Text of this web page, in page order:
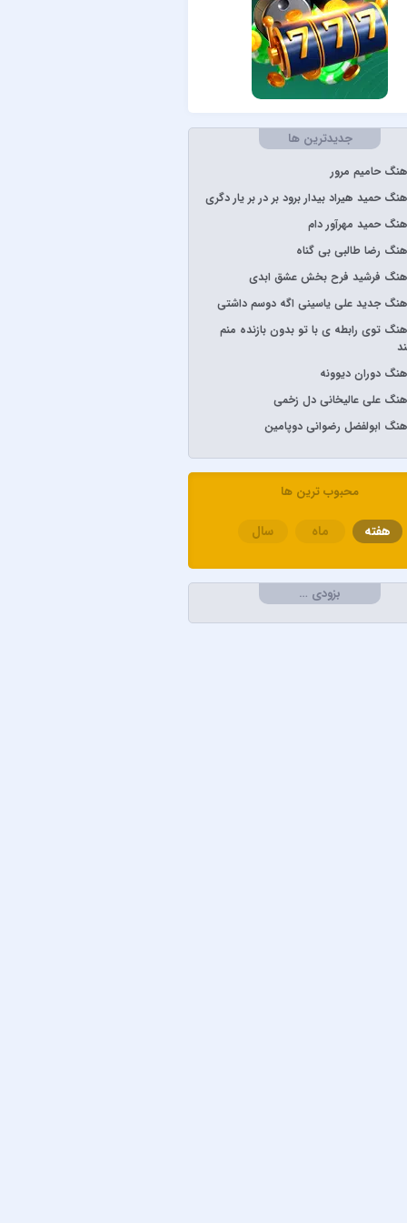
Stevie
ساسی
رضوانی
کامران و هومن
خواجه امیری
جدیدترین ها
حامیم مرور
حمید هیراد بیدار برود بر در بر یار دگری
حمید مهرآور دام
رضا طالبی بی گناه
آهنگ فرشید فرح بخش عشق ابدی
آهنگ جدید علی یاسینی اگه دوسم داشتی
توی رابطه ی با تو بدون بازنده منم
دوران دیوونه
علی عالیخانی دل زخمی
ابولفضل رضوانی دوپامین
محبوب ترین ها
هفته ماه سال
بزودی …